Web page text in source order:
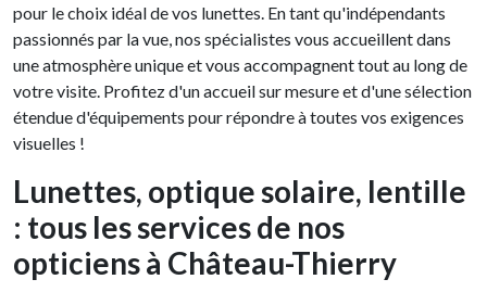
pour le choix idéal de vos lunettes. En tant qu'indépendants
passionnés par la vue, nos spécialistes vous accueillent dans
une atmosphère unique et vous accompagnent tout au long de
votre visite. Profitez d'un accueil sur mesure et d'une sélection
étendue d'équipements pour répondre à toutes vos exigences
visuelles !
Lunettes, optique solaire, lentille
: tous les services de nos
opticiens à Château-Thierry